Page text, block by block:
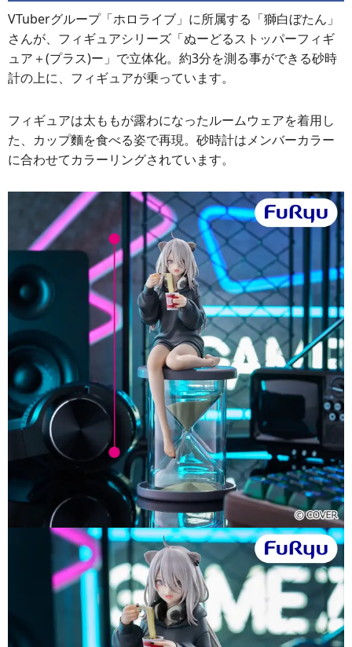
VTuberグループ「ホロライブ」に所属する「獅白ぼたん」
さんが、フィギュアシリーズ「ぬーどるストッパーフィギ
ュア＋(プラス)ー」で立体化。約3分を測る事ができる砂時
計の上に、フィギュアが乗っています。
フィギュアは太ももが露わになったルームウェアを着用し
た、カップ麵を食べる姿で再現。砂時計はメンバーカラー
に合わせてカラーリングされています。